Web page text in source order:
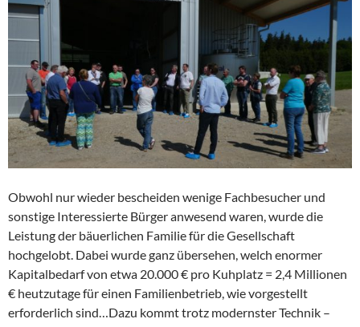
Obwohl nur wieder bescheiden wenige Fachbesucher und
sonstige Interessierte Bürger anwesend waren, wurde die
Leistung der bäuerlichen Familie für die Gesellschaft
hochgelobt. Dabei wurde ganz übersehen, welch enormer
Kapitalbedarf von etwa 20.000 € pro Kuhplatz = 2,4 Millionen
€ heutzutage für einen Familienbetrieb, wie vorgestellt
erforderlich sind…Dazu kommt trotz modernster Technik –